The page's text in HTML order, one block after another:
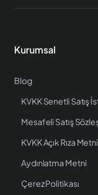
Kurumsal
Blog
KVKK Açık Rıza Metni
Aydınlatma Metni
Çerez Politikası